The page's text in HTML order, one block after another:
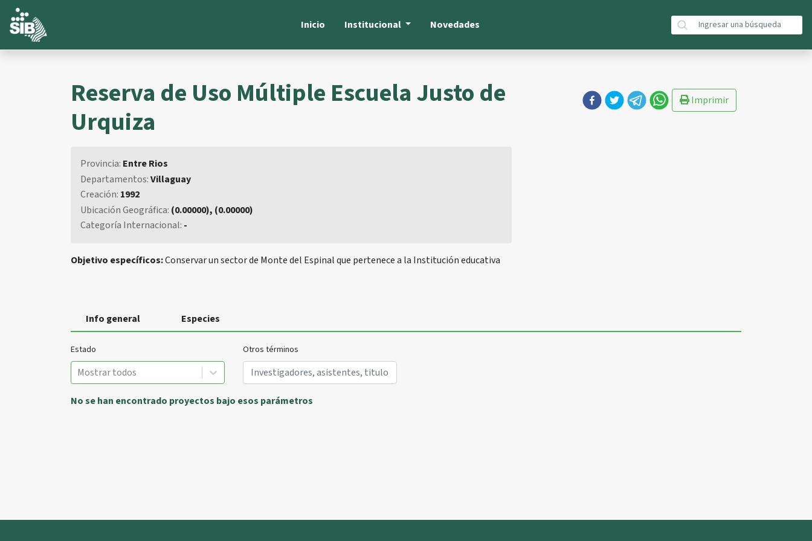
Inicio Institucional Novedades
Imprimir
Reserva de Uso Múltiple Escuela Justo de
Urquiza
Provincia: Entre Rios
Departamentos:Villaguay
Creación: 1992
Ubicación Geográfica: (0.00000), (0.00000)
Categoría Internacional: -
Objetivo específicos:Conservar un sector de Monte del Espinal que pertenece a la Institución educativa
Info general Especies
Estado
Mostrar todos
Otros términos
No se han encontrado proyectos bajo esos parámetros